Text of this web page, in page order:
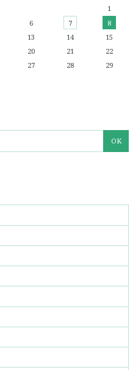
1
6 7
8
13 14
15
20 21
22
27 28
29